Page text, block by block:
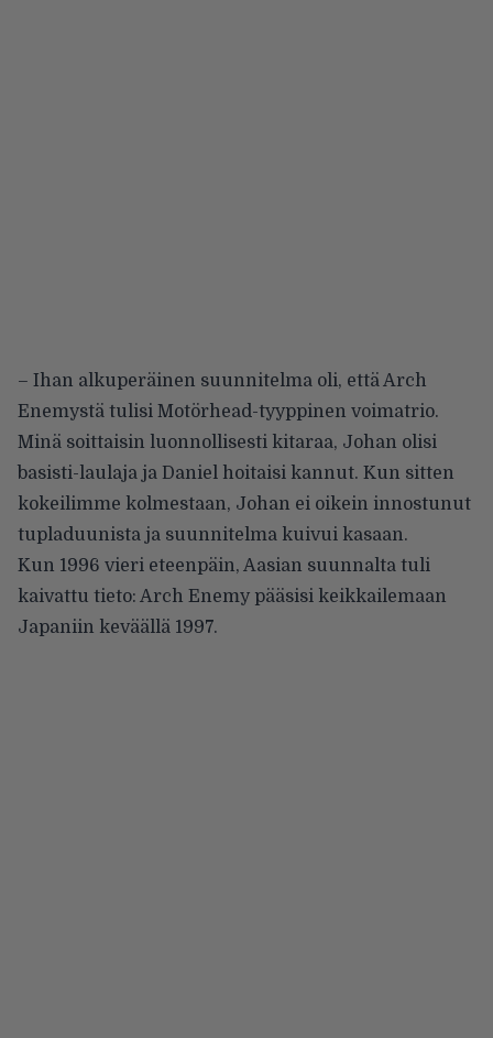
– Ihan alkuperäinen suunnitelma oli, että Arch
Enemystä tulisi Motörhead-tyyppinen voimatrio.
Minä soittaisin luonnollisesti kitaraa, Johan olisi
basisti-laulaja ja Daniel hoitaisi kannut. Kun sitten
kokeilimme kolmestaan, Johan ei oikein innostunut
tupladuunista ja suunnitelma kuivui kasaan.
Kun 1996 vieri eteenpäin, Aasian suunnalta tuli
kaivattu tieto: Arch Enemy pääsisi keikkailemaan
Japaniin keväällä 1997.